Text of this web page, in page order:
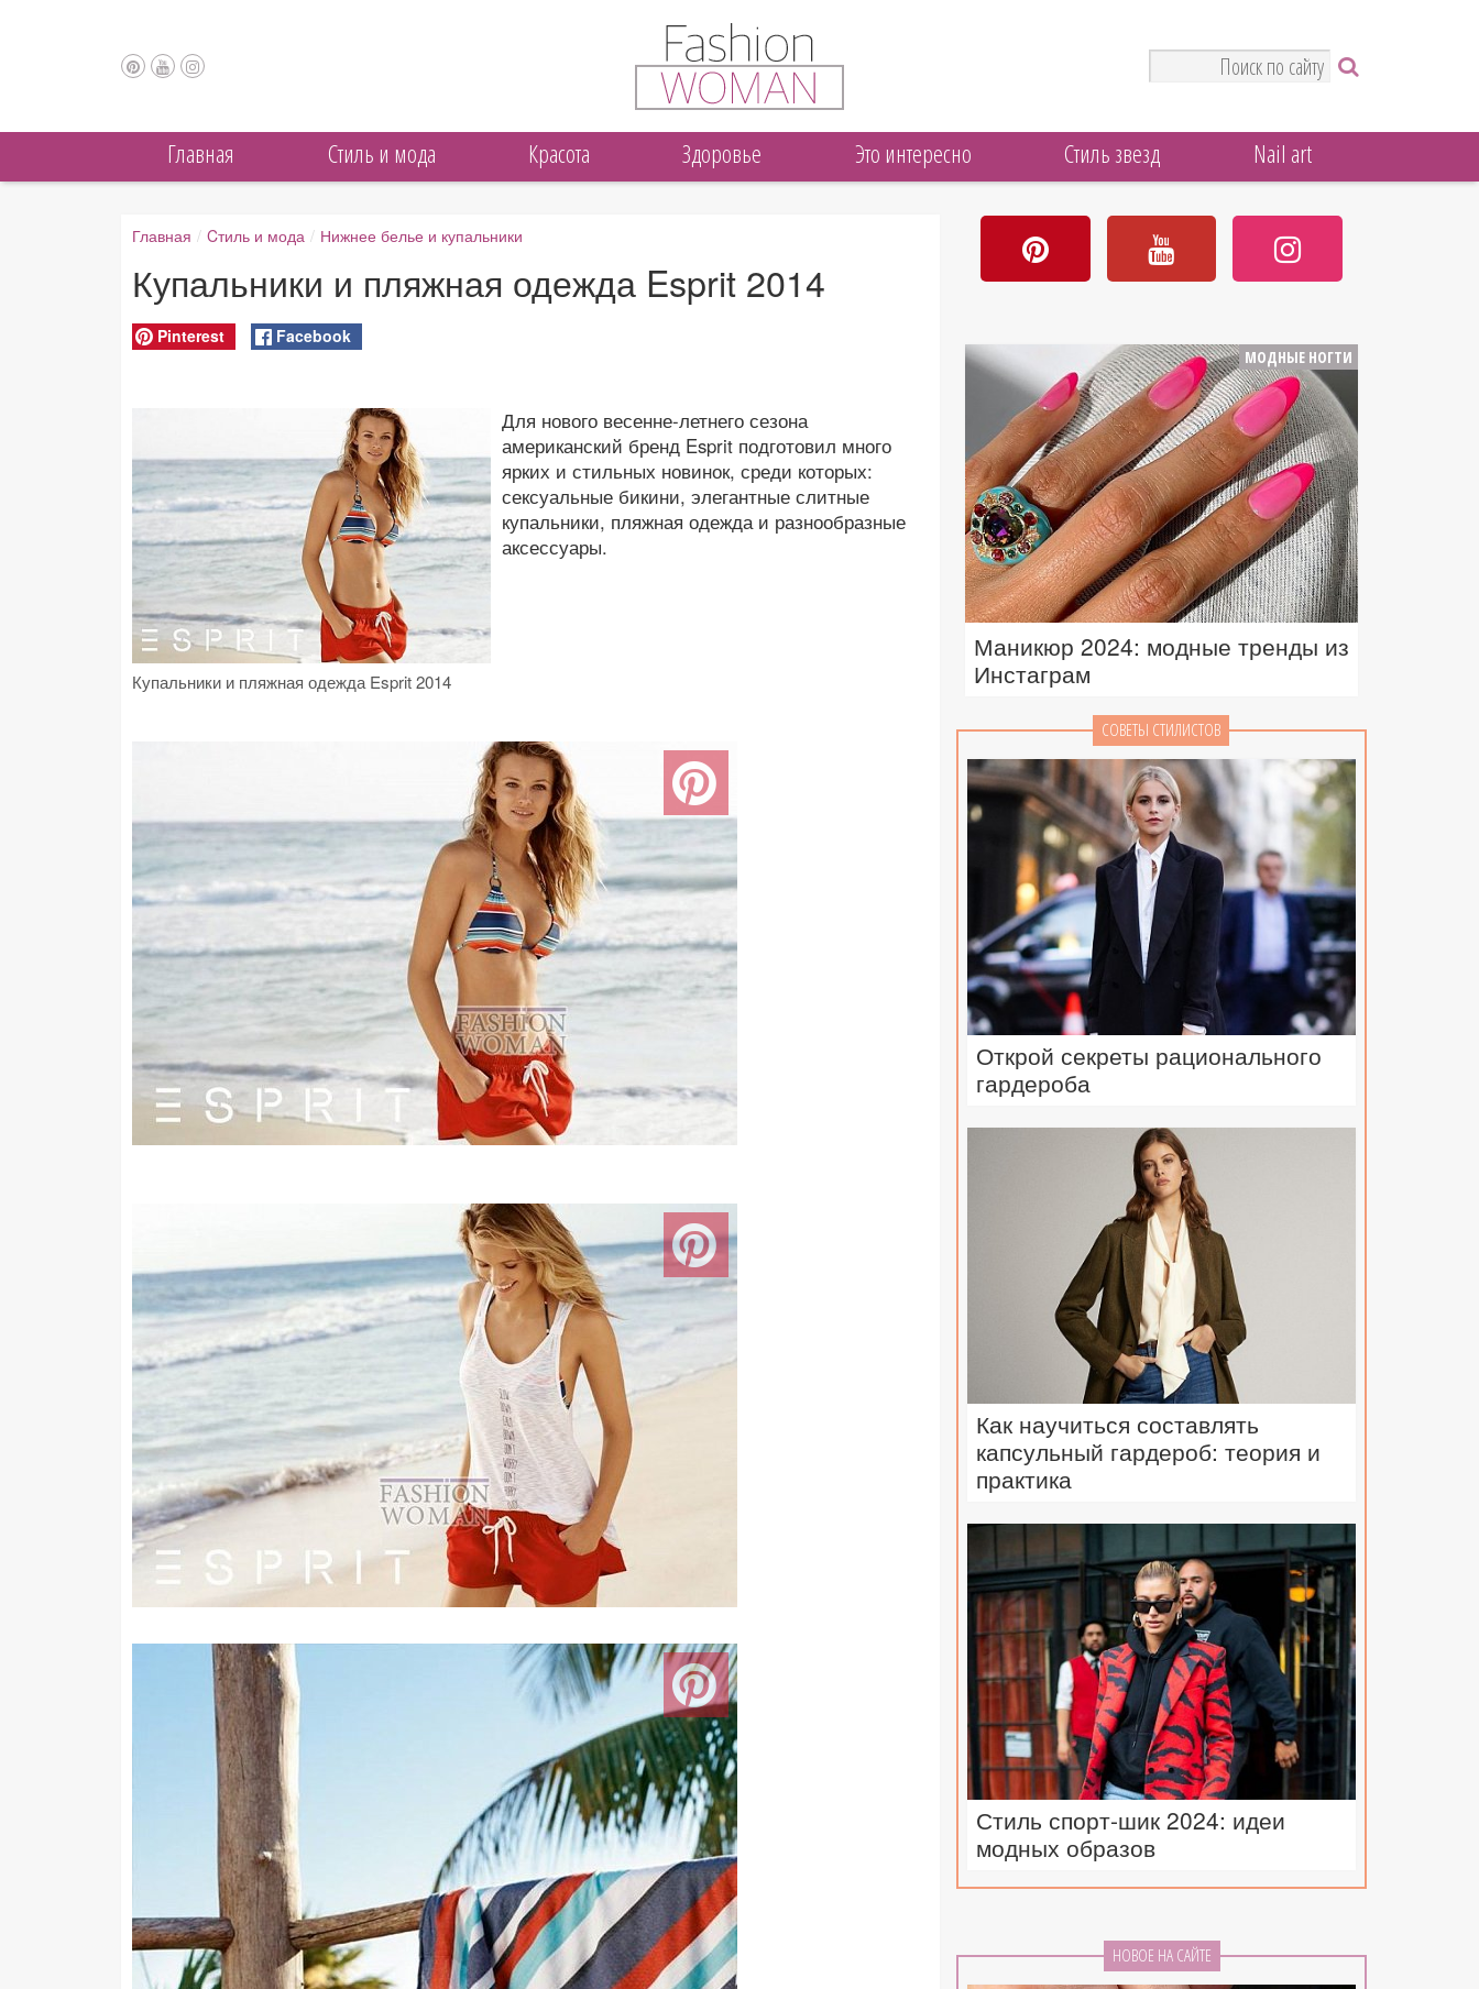
Главная Cтиль и мода Красота Здоровье Это интересно Стиль звезд Nail art
Главная / Cтиль и мода / Нижнее белье и купальники
Купальники и пляжная одежда Esprit 2014
Pinterest Facebook
Купальники и пляжная одежда Esprit 2014
Для нового весенне-летнего сезона
американский бренд Esprit подготовил много
ярких и стильных новинок, среди которых:
сексуальные бикини, элегантные слитные
купальники, пляжная одежда и разнообразные
аксессуары.
МОДНЫЕ НОГТИ
Маникюр 2024: модные тренды из
Инстаграм
СОВЕТЫ СТИЛИСТОВ
Открой секреты рационального
гардероба
Как научиться составлять
капсульный гардероб: теория и
практика
Стиль спорт-шик 2024: идеи
модных образов
НОВОЕ НА САЙТЕ